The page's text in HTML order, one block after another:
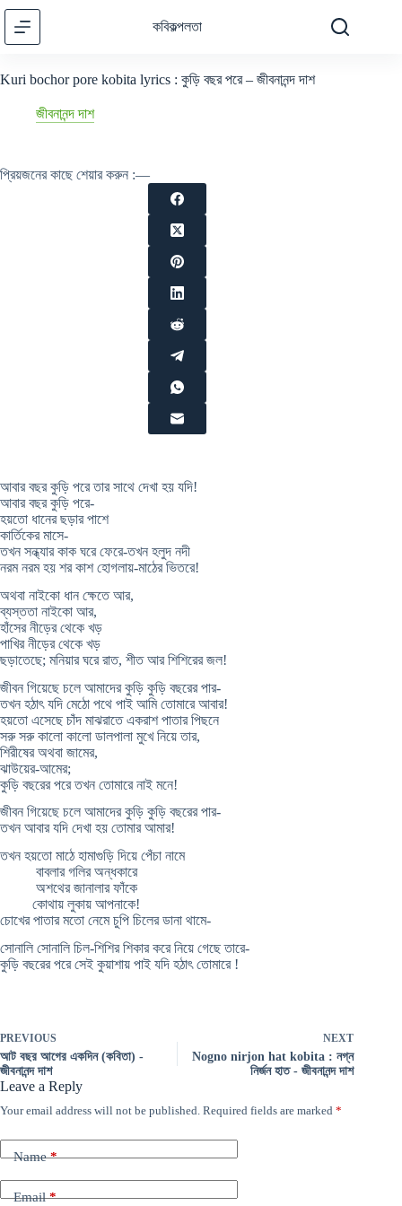
Skip
content
কবিকল্পলতা
Kuri bochor pore kobita lyrics : কুড়ি বছর পরে – জীবনানন্দ দাশ
জীবনানন্দ দাশ
প্রিয়জনের কাছে শেয়ার করুন :—
আবার বছর কুড়ি পরে তার সাথে দেখা হয় যদি!
আবার বছর কুড়ি পরে-
হয়তো ধানের ছড়ার পাশে
কার্তিকের মাসে-
তখন সন্ধ্যার কাক ঘরে ফেরে-তখন হলুদ নদী
নরম নরম হয় শর কাশ হোগলায়-মাঠের ভিতরে!
অথবা নাইকো ধান ক্ষেতে আর,
ব্যস্ততা নাইকো আর,
হাঁসের নীড়ের থেকে খড়
পাখির নীড়ের থেকে খড়
ছড়াতেছে; মনিয়ার ঘরে রাত, শীত আর শিশিরের জল!
জীবন গিয়েছে চলে আমাদের কুড়ি কুড়ি বছরের পার-
তখন হঠাৎ যদি মেঠো পথে পাই আমি তোমারে আবার!
হয়তো এসেছে চাঁদ মাঝরাতে একরাশ পাতার পিছনে
সরু সরু কালো কালো ডালপালা মুখে নিয়ে তার,
শিরীষের অথবা জামের,
ঝাউয়ের-আমের;
কুড়ি বছরের পরে তখন তোমারে নাই মনে!
জীবন গিয়েছে চলে আমাদের কুড়ি কুড়ি বছরের পার-
তখন আবার যদি দেখা হয় তোমার আমার!
তখন হয়তো মাঠে হামাগুড়ি দিয়ে পেঁচা নামে
বাবলার গলির অন্ধকারে
অশথের জানালার ফাঁকে
কোথায় লুকায় আপনাকে!
চোখের পাতার মতো নেমে চুপি চিলের ডানা থামে-
সোনালি সোনালি চিল-শিশির শিকার করে নিয়ে গেছে তারে-
কুড়ি বছরের পরে সেই কুয়াশায় পাই যদি হঠাৎ তোমারে !
PREVIOUS
আট বছর আগের একদিন (কবিতা) -
জীবনানন্দ দাশ
NEXT
Nogno nirjon hat kobita : নগ্ন
নির্জন হাত - জীবনানন্দ দাশ
Leave a Reply
Your email address will not be published. Required fields are marked *
Name*
Email*